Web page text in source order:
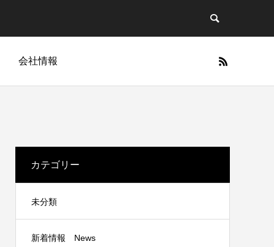
会社情報
カテゴリー
未分類
新着情報 News